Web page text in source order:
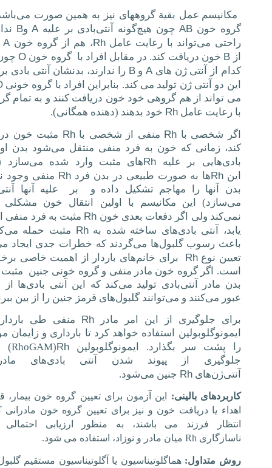
مكانیسم عمل بقیة گروههای نیز به همین صورت
گروه خون AB چون هیچ‌گونه آنتی‌بادی بر علیه A وB
راحتی می‌تواند با رعایت عامل Rh، هم از گروه خون A
از B خون دریافت كند. در مقابل افراد با گروه خون O
کدام از آنتی ژن های A و B را ندارند، بدنشان آنتی بادی
این دو آنتی ژن تولید می کند. بنابراین افراد با گروه خونی
می تواند از هم گروهی خود خون دریافت کنند و به تمام
با رعایت عامل Rh خود بدهند (دهنده همگانی).
اگر شخصی با Rh منفی از شخصی با Rh مثبت خون
كند، زمانی كه خون به فرد منفی منتقل می‌شود بدن او
بادی‌هایی بر علیه
Rh‌های مثبت وارد شده می‌سازد
این Rh‌ها به صورت طبیعی در بدن فرد Rh منفی وجود
بدن آنها را مهاجم تشكیل داده و
بر
علیه آنها
می‌سازد) این مكانیسم با اولین انتقال خون مشكلی
نمی‌كند ولی اگر دفعات بعدی خون Rh مثبت به فرد منفی
یابد، آنتی بادی‌های ساخته شده به Rh مثبت حمله
باعث رسوب گلبول‌ها می‌گردند كه خطرات جدی ایجاد
تعیین نوع Rh
برای خانم‌های باردار از اهمیت خاصی
است. اگر گروه خون مادر منفی و گروه خونی جنین
بدن مادر آنتی‌بادی تولید می‌كند كه این آنتی بادی‌ها
عبور می‌كنند و می‌توانند گلبول‌های قرمز جنین را از بین
برای جلوگیری از این امر مادر
Rh
منفی طی
ایمونوگلوبولین استفاده خواهد كرد تا بارداری و زایمان
را پشت سر بگذارد. ایمونوگلوبولین
Rh
(
RhoGAM
)
جلوگیری از پیوند شدن آنتی بادی‌های
آنتی‌ژن‌های Rh جنین می‌شود.
کاربردهای بالینی:
این آزمون برای تعیین گروه خون بیمار،
اهداء یا دریافت خون و نیز برای تعیین گروه خون مادرانی
انتظار فرزند می باشند، به منظور ارزیابی
ناسازگاری Rh میان مادر و نوزاد، استفاده می شود.
روش متداول: هماگلوتیناسیون یا آگلوتیناسیون مستقیم